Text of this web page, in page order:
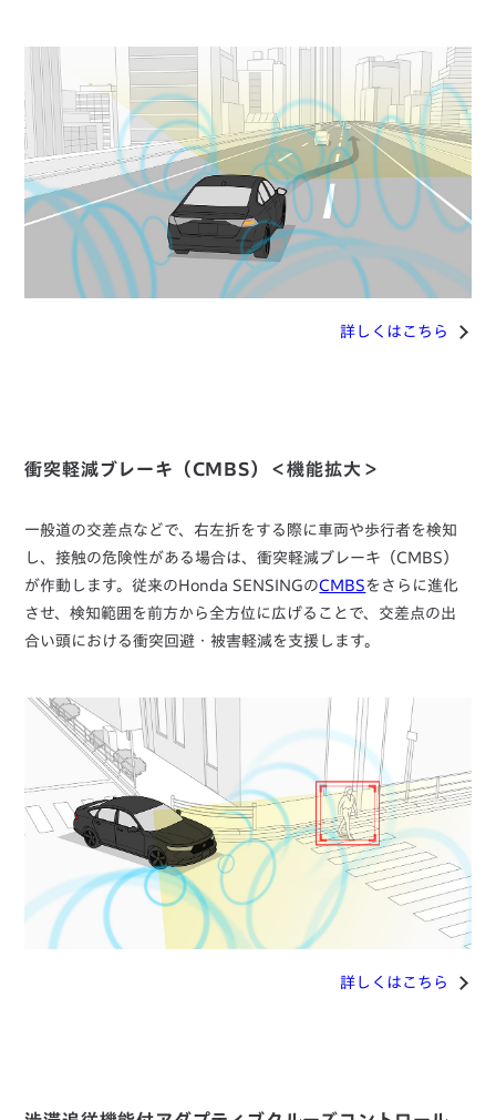
詳しくはこちら
衝突軽減ブレーキ（CMBS）＜機能拡大＞
一般道の交差点などで、右左折をする際に車両や歩行者を検知
し、接触の危険性がある場合は、衝突軽減ブレーキ（CMBS）
が作動します。従来のHonda SENSINGのCMBS をさらに進化
させ、検知範囲を前方から全方位に広げることで、交差点の出
合い頭における衝突回避・被害軽減を支援します。
詳しくはこちら